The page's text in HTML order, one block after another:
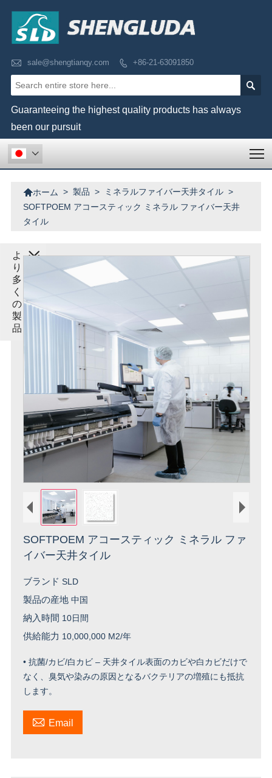
 sale@shengtianqy.com  +86-21-63091850

Guaranteeing the highest quality products has always
been our pursuit

ホーム > 製品 > ミネラルファイバー天井タイル >
SOFTPOEM アコースティック ミネラル ファイバー天井
タイル
SOFTPOEM アコースティック ミネラル ファ
イバー天井タイル
ブランド SLD
製品の産地 中国
納入時間 10日間
供給能力 10,000,000 M2/年
• 抗菌/カビ/白カビ – 天井タイル表面のカビや白カビだけで
なく、臭気や染みの原因となるバクテリアの増殖にも抵抗
します。
 Email
よ
り
多
く
の
製
品